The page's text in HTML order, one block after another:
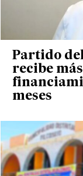
Partido
recibe
meses